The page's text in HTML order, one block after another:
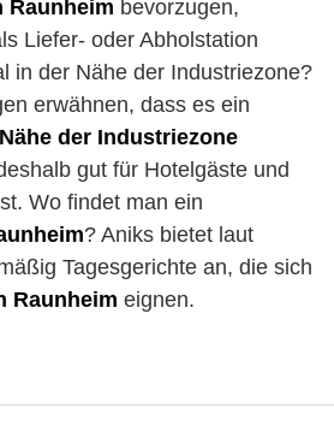
Raunheim bevorzugen,
Liefer- oder Abholstation
in der Nähe der Industriezone?
erwähnen, dass es ein
der Industriezone
gut für Hotelgäste und
Wo findet man ein
? Aniks bietet laut
Tagesgerichte an, die sich
Raunheim eignen.